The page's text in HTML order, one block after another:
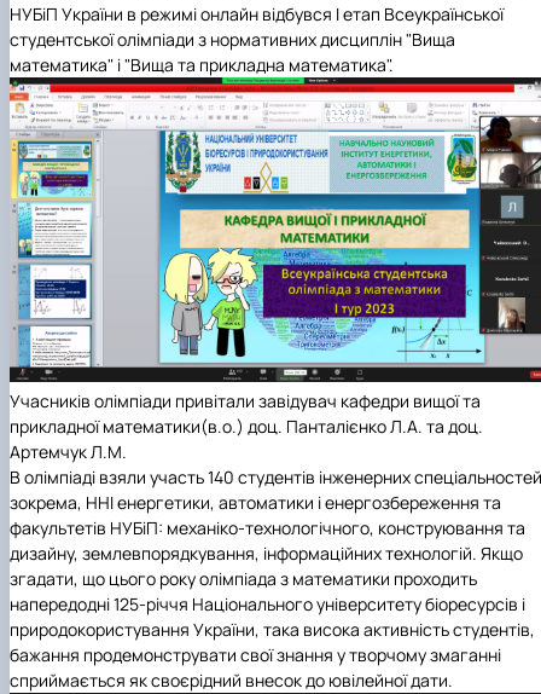
НУБіП України в режимі онлайн відбувся І етап Всеукраїнської
студентської олімпіади з нормативних дисциплін "Вища
математика" і "Вища та прикладна математика".
Учасників олімпіади привітали завідувач кафедри вищої та
прикладної математики(в.о.) доц. Панталієнко Л.А. та доц.
Артемчук Л.М.
В олімпіаді взяли участь 140 студентів інженерних
зокрема, ННІенергетики, автоматики і енергозбереження та
факультетів НУБіП: механіко-технологічного, конструювання та
дизайну, землевпорядкування, інформаційних технологій. Якщо
згадати, що цього року олімпіада з математики проходить
напередодні 125-річчя Національного університету біоресурсів і
природокористування України, така висока активність студентів,
бажання продемонструвати свої знання у творчому змаганні
сприймається як своєрідний внесок до ювілейної дати.